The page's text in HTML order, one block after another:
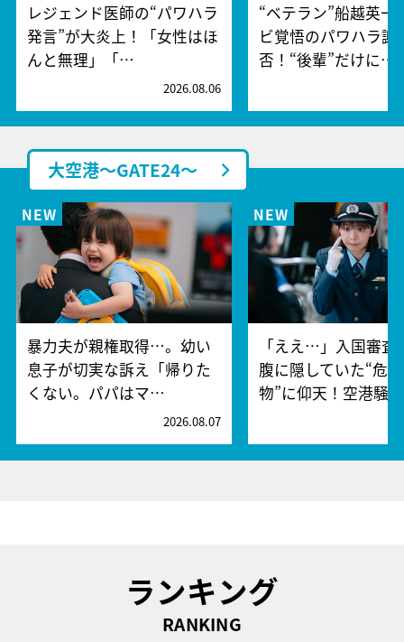
レジェンド医師の“パワハラ
発言”が大炎上！「女性はほ
んと無理」「…
2026.08.06
“ベテラン”船越英一
ビ覚悟のパワハラ謝
否！“後輩”だけに…
大空港～GATE24～
暴力夫が親権取得…。幼い
息子が切実な訴え「帰りた
くない。パパはマ…
2026.08.07
「ええ…」入国審査
腹に隠していた“危
物”に仰天！空港騒
ランキング
RANKING